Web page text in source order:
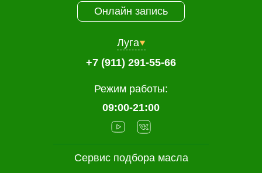
Сервис подбора масла
Онлайн запись
Луга
+7 (911) 291-55-66
Режим работы:
09:00-21:00